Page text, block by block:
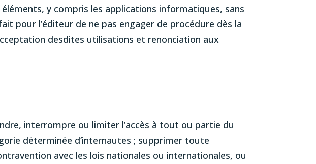
y compris les applications informatiques, sans
pour l’éditeur de ne pas engager de procédure dès la
desdites utilisations et renonciation aux
interrompre ou limiter l’accès à tout ou partie du
déterminée d’internautes ; supprimer toute
avec les lois nationales ou internationales, ou